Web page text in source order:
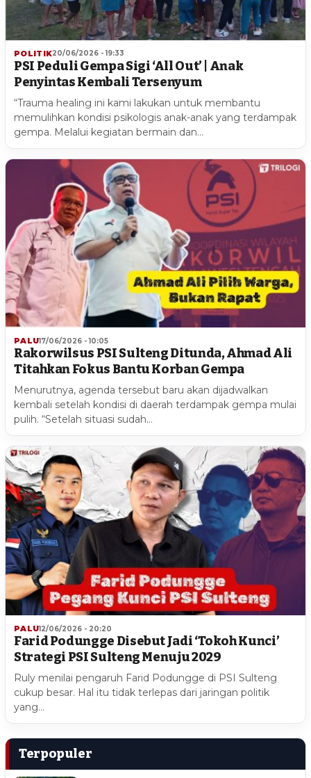
POLITIK20/06/2026 - 19:33
PSI Peduli Gempa Sigi ‘All Out’ | Anak
Penyintas Kembali Tersenyum
“Trauma healing ini kami lakukan untuk membantu
memulihkan kondisi psikologis anak-anak yang terdampak
gempa. Melalui kegiatan bermain dan…
PALU17/06/2026 - 10:05
Rakorwilsus PSI Sulteng Ditunda, Ahmad Ali
Titahkan Fokus Bantu Korban Gempa
Menurutnya, agenda tersebut baru akan dijadwalkan
kembali setelah kondisi di daerah terdampak gempa mulai
pulih. “Setelah situasi sudah…
PALU12/06/2026 - 20:20
Farid Podungge Disebut Jadi ‘Tokoh Kunci’
Strategi PSI Sulteng Menuju 2029
Ruly menilai pengaruh Farid Podungge di PSI Sulteng
cukup besar. Hal itu tidak terlepas dari jaringan politik
yang…
Terpopuler